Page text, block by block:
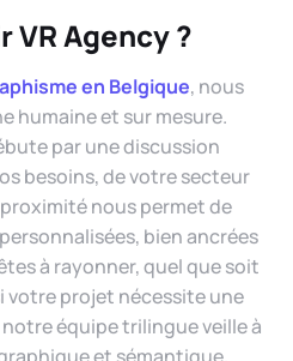
VR Agency ?
en Belgique, nous
humaine et sur mesure.
par une discussion
besoins, de votre secteur
nous permet de
bien ancrées
à rayonner, quel que soit
votre projet nécessite une
équipe trilingue veille à